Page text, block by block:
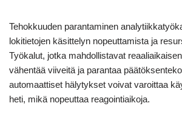
Tehokkuuden parantaminen
lokitietojen käsittelyn nopeuttamista ja
Työkalut, jotka mahdollistavat
vähentää viiveitä ja parantaa
automaattiset hälytykset voivat varoittaa
heti, mikä nopeuttaa reagointiaikoja.